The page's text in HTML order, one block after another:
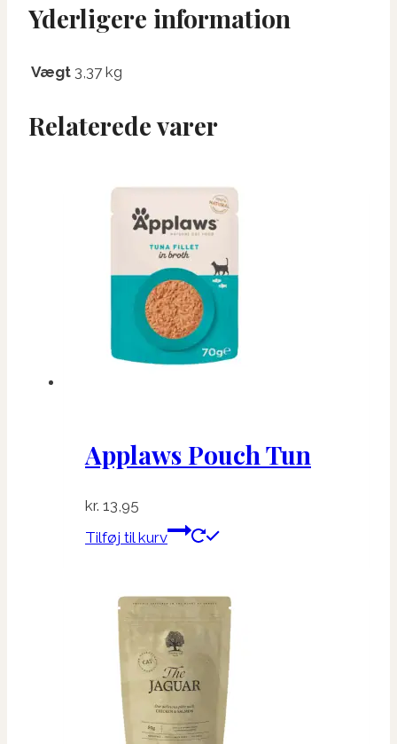
Yderligere information
Vægt 3,37 kg
Relaterede varer
Applaws Pouch Tun
kr. 13,95
Tilføj til kurv